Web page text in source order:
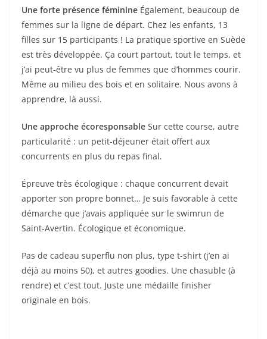
Une forte présence féminine Également, beaucoup de
femmes sur la ligne de départ. Chez les enfants, 13
filles sur 15 participants ! La pratique sportive en Suède
est très développée. Ça court partout, tout le temps, et
j’ai peut-être vu plus de femmes que d’hommes courir.
Même au milieu des bois et en solitaire. Nous avons à
apprendre, là aussi.
Une approche écoresponsable Sur cette course, autre
particularité : un petit-déjeuner était offert aux
concurrents en plus du repas final.
Épreuve très écologique : chaque concurrent devait
apporter son propre bonnet… Je suis favorable à cette
démarche que j’avais appliquée sur le swimrun de
Saint-Avertin. Écologique et économique.
Pas de cadeau superflu non plus, type t-shirt (j’en ai
déjà au moins 50), et autres goodies. Une chasuble (à
rendre) et c’est tout. Juste une médaille finisher
originale en bois.